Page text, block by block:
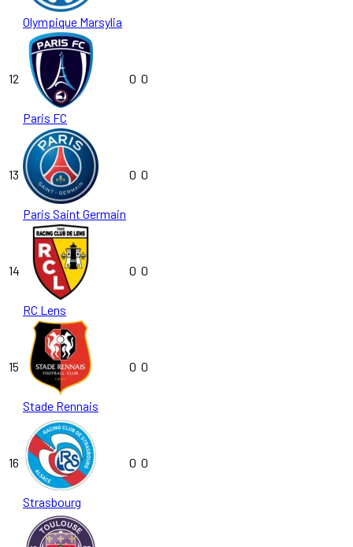
Olympique Marsylia
12
Paris FC
0 0
13
Paris Saint Germain
0 0
14
RC Lens
0 0
15
Stade Rennais
0 0
16
Strasbourg
0 0